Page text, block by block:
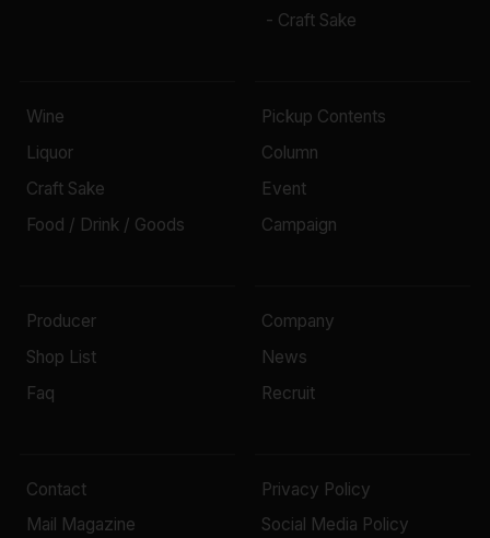
- Craft Sake
Wine
Liquor
Craft Sake
Food / Drink / Goods
Pickup Contents
Column
Event
Campaign
Producer
Shop List
Faq
Company
News
Recruit
Contact
Mail Magazine
Privacy Policy
Social Media Policy